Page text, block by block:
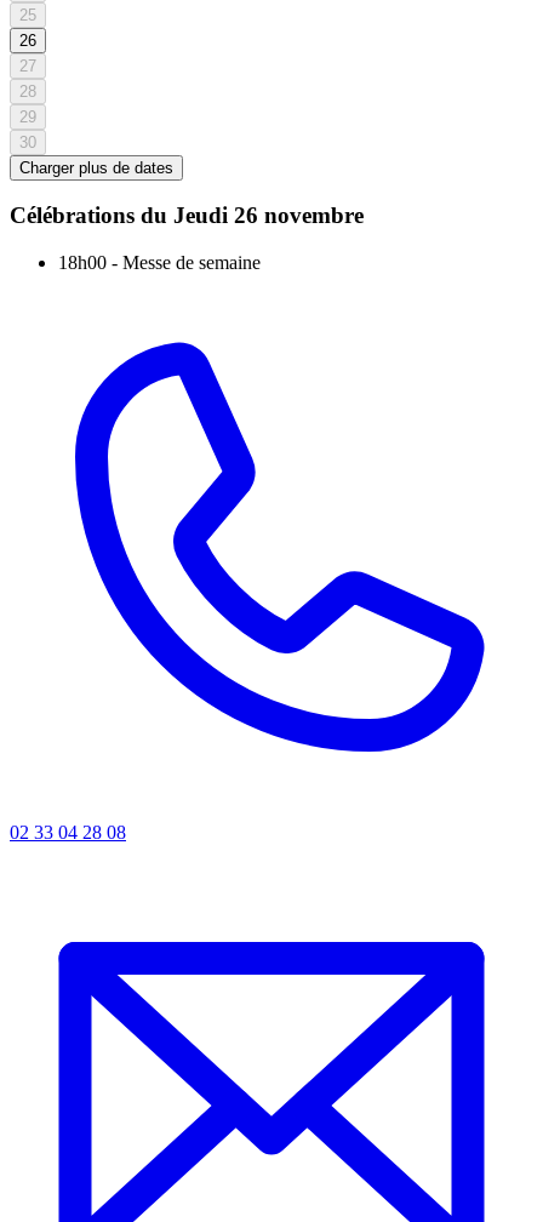
25
26
27
28
29
30
Charger plus de dates
Célébrations du Jeudi 26 novembre
18h00 - Messe de semaine
02 33 04 28 08